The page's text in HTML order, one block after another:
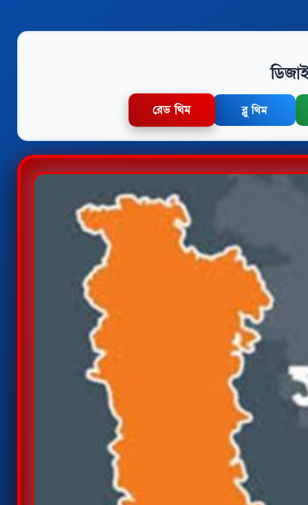
রেড থিম ব্লু থিম